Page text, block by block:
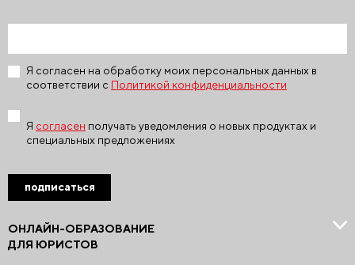
ОНЛАЙН-ОБРАЗОВАНИЕ
ДЛЯ ЮРИСТОВ
Я согласен на обработку моих персональных данных в
соответствии с Политикой конфиденциальности
Я согласен получать уведомления о новых продуктах и
специальных предложениях
подписаться